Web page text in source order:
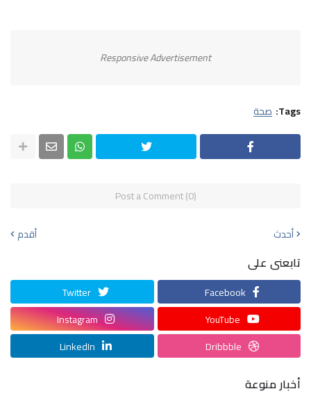
Responsive Advertisement
Tags: صحة
Post a Comment (0)
أحدث أقدم
تابعنى على
Facebook
Twitter
YouTube
Instagram
Dribbble
LinkedIn
أخبار منوعة